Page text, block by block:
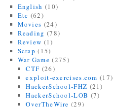
English (10)
Etc (62)
Movies (24)
Reading (78)
Review (1)
Scrap (15)
War Game (275)
CTF (26)
exploit-exercises.com (17)
HackerSchool-FHZ (21)
HackerSchool-LOB (7)
OverTheWire (29)